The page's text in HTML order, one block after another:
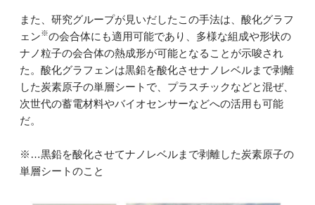
また、研究グループが見いだしたこの手法は、酸化グラフ
ェン※の会合体にも適用可能であり、多様な組成や形状の
ナノ粒子の会合体の熱成形が可能となることが示唆され
た。酸化グラフェンは黒鉛を酸化させナノレベルまで剥離
した炭素原子の単層シートで、プラスチックなどと混ぜ、
次世代の蓄電材料やバイオセンサーなどへの活用も可能
だ。
※…黒鉛を酸化させてナノレベルまで剥離した炭素原子の
単層シートのこと